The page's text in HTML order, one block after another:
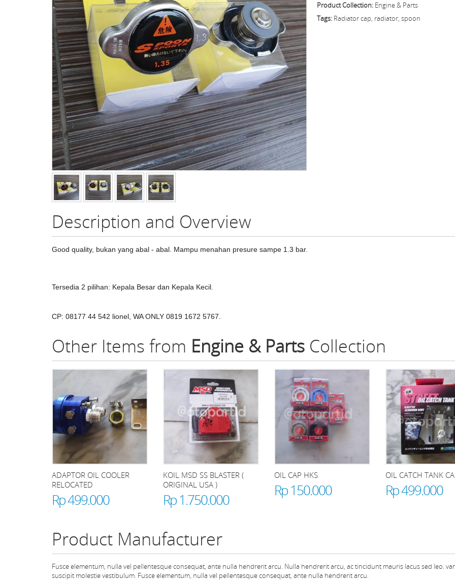
Product Collection: Engine & Parts
Tags: Radiator cap, radiator, spoon
Description and Overview
Good quality, bukan yang abal - abal. Mampu menahan presure sampe 1.3 bar.
Tersedia 2 pilihan: Kepala Besar dan Kepala Kecil.
CP: 08177 44 542 lionel, WA ONLY 0819 1672 5767.
Other Items from Engine & Parts Collection
ADAPTOR OIL COOLER
RELOCATED
Rp 499.000
KOIL MSD SS BLASTER (
ORIGINAL USA )
Rp 1.750.000
OIL CAP HKS
Rp 150.000
OIL CATCH TANK
Rp 499.000
Product Manufacturer
Fusce elementum, nulla vel pellentesque consequat, ante nulla hendrerit arcu. Nulla hendrerit arcu, ac tincidunt mauris lacus sed leo.
suscipit molestie vestibulum. Fusce elementum, nulla vel pellentesque consequat, ante nulla hendrerit arcu.